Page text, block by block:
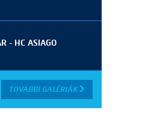
- HC ASIAGO
TOVÁBBI GALÉRIÁK